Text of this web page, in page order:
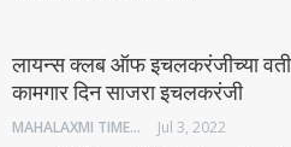
लायन्स क्लब ऑफ इचलकरंजीच्या
कामगार दिन साजरा इचलकरंजी
MAHALAXMI TIMES Jul 3, 2022